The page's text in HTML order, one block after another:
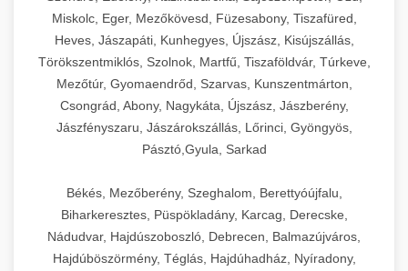
Miskolc, Eger, Mezőkövesd, Füzesabony, Tiszafüred,
Heves, Jászapáti, Kunhegyes, Újszász, Kisújszállás,
Törökszentmiklós, Szolnok, Martfű, Tiszaföldvár, Túrkeve,
Mezőtúr, Gyomaendrőd, Szarvas, Kunszentmárton,
Csongrád, Abony, Nagykáta, Újszász, Jászberény,
Jászfényszaru, Jászárokszállás, Lőrinci, Gyöngyös,
Pásztó,Gyula, Sarkad
Békés, Mezőberény, Szeghalom, Berettyóújfalu,
Biharkeresztes, Püspökladány, Karcag, Derecske,
Nádudvar, Hajdúszoboszló, Debrecen, Balmazújváros,
Hajdúböszörmény, Téglás, Hajdúhadház, Nyíradony,